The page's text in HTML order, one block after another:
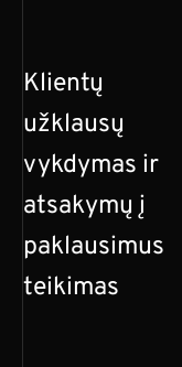
Klientų
užklausų
vykdymas ir
atsakymų į
paklausimus
teikimas